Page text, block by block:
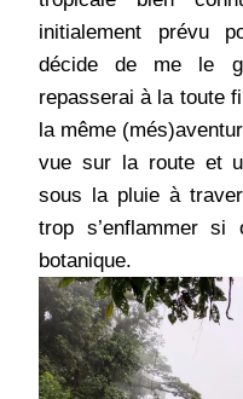
initialement prévu
décide de me le
repasserai à la toute
la même
vue sur la route et
sous la pluie à
trop s’enflammer si
botanique.